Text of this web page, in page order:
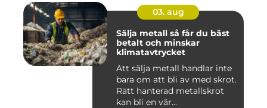
03. aug
Sälja metall så får du bäst
betalt och minskar
klimatavtrycket
Att sälja metall handlar inte
bara om att bli av med skrot.
Rätt hanterad metallskrot
kan bli en vär...